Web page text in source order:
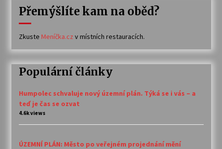
Přemýšlíte kam na oběd?
Zkuste Meníčka.cz v místních restauracích.
Populární články
Humpolec schvaluje nový územní plán. Týká se i vás – a
teď je čas se ozvat
4.6k views
ÚZEMNÍ PLÁN: Město po veřejném projednání mění